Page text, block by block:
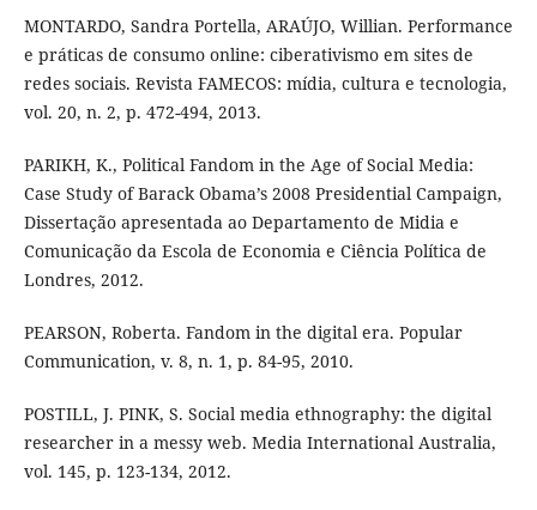
MONTARDO, Sandra Portella, ARAÚJO, Willian. Performance
e práticas de consumo online: ciberativismo em sites de
redes sociais. Revista FAMECOS: mídia, cultura e tecnologia,
vol. 20, n. 2, p. 472-494, 2013.
PARIKH, K., Political Fandom in the Age of Social Media:
Case Study of Barack Obama’s 2008 Presidential Campaign,
Dissertação apresentada ao Departamento de Midia e
Comunicação da Escola de Economia e Ciência Política de
Londres, 2012.
PEARSON, Roberta. Fandom in the digital era. Popular
Communication, v. 8, n. 1, p. 84-95, 2010.
POSTILL, J. PINK, S. Social media ethnography: the digital
researcher in a messy web. Media International Australia,
vol. 145, p. 123-134, 2012.